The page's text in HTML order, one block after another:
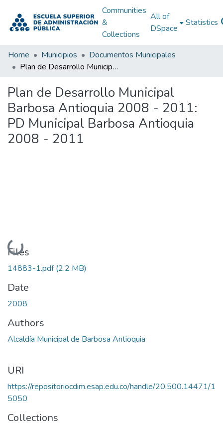
Communities
&
Collections
All of
DSpace
Statistics
Home Municipios
Documentos Municipales
Plan de Desarrollo Municipal Barbosa Antioquia 2008 - 2011: PD Municipal Barbosa Antioquia 2008 - 2011
Plan de Desarrollo Municipal
Barbosa Antioquia 2008 - 2011:
PD Municipal Barbosa Antioquia
2008 - 2011
Loading...
Files
14883-1.pdf(2.2 MB)
Date
2008
Authors
Alcaldía Municipal de Barbosa Antioquia
URI
https://repositoriocdim.esap.edu.co/handle/20.500.14471/1
5050
Collections